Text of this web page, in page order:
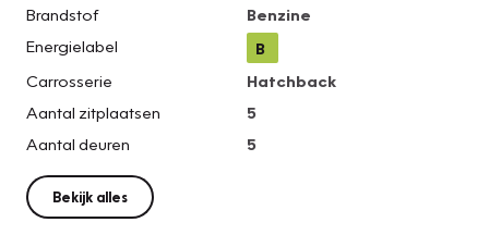
Brandstof
Benzine
Energielabel
B
Carrosserie
Hatchback
Aantal zitplaatsen
5
Aantal deuren
5
Bekijk alles